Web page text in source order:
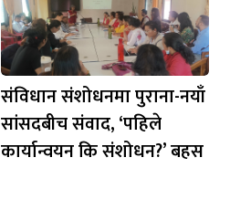
संविधान संशोधनमा पुराना-नयाँ
सांसदबीच संवाद, ‘पहिले
कार्यान्वयन कि संशोधन?’ बहस